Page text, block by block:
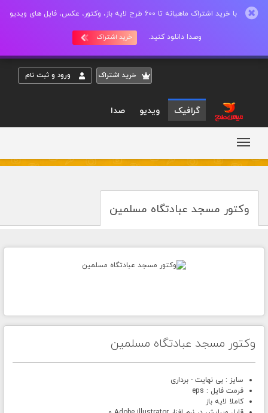
با خرید اشتراک ماهیانه تا 600 طرح لایه باز، وکتور، عکس، فایل های ویدیو
وصدا دانلود کنید. خرید اشتراک
خريد اشتراک ورود و ثبت نام
گرافیک ویدیو صدا
وکتور مسجد عبادتگاه مسلمین
وکتور مسجد عبادتگاه مسلمین
سایز : بی نهایت - برداری
فرمت فایل : eps
کاملا لایه باز